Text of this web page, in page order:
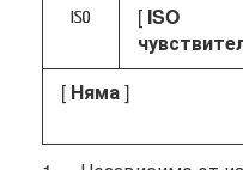
9 [ ISO
[ Няма]